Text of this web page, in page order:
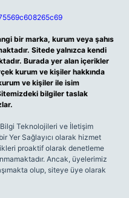
bir marka, kurum veya şahıs
Sitede yalnızca kendi
Burada yer alan içerikler
kurum ve kişiler hakkında
ve kişiler ile isim
bilgiler taslak
Teknolojileri ve İletişim
Yer Sağlayıcı olarak hizmet
proaktif olarak denetleme
Ancak, üyelerimiz
olup, siteye üye olarak